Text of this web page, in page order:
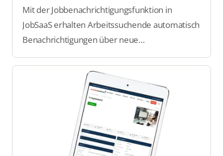
Mit der Jobbenachrichtigungsfunktion in
JobSaaS erhalten Arbeitssuchende automatisch
Benachrichtigungen über neue
Stellenangebote, die ihren Vorlieben
entsprechen. Dies sorgt für schnellere
Übereinstimmungen und erhöht das
Engagement der Kandidaten.